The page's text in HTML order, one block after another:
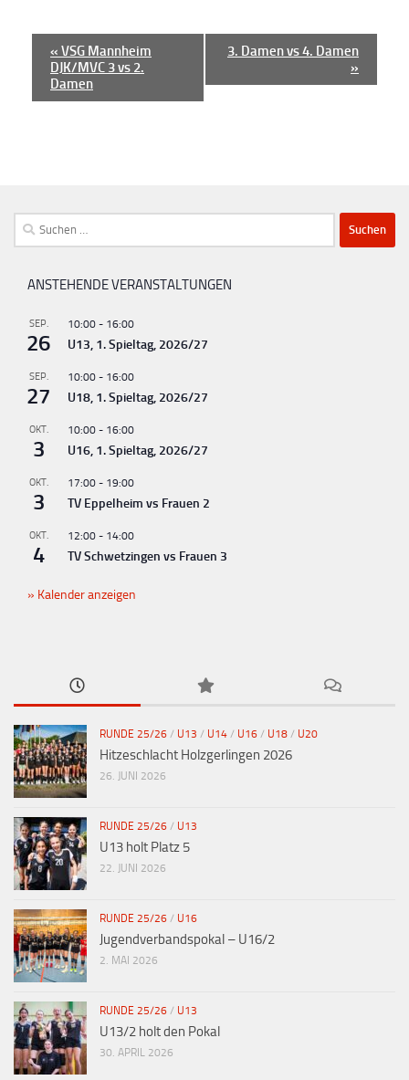
r
a
t
n
-
a
i
a
i
« VSG Mannheim
DJK/MVC 3 vs 2.
Damen
3. Damen vs 4. Damen
»
Suchen
nach:
ANSTEHENDE VERANSTALTUNGEN
SEP.
26
10:00 - 16:00
U13, 1. Spieltag, 2026/27
SEP.
27
10:00 - 16:00
U18, 1. Spieltag, 2026/27
OKT.
3
10:00 - 16:00
U16, 1. Spieltag, 2026/27
OKT.
3
17:00 - 19:00
TV Eppelheim vs Frauen 2
OKT.
4
12:00 - 14:00
TV Schwetzingen vs Frauen 3
Kalender anzeigen
RUNDE 25/26 / U13 / U14 / U16 / U18 / U20
Hitzeschlacht Holzgerlingen 2026
26. JUNI 2026
RUNDE 25/26 / U13
U13 holt Platz 5
22. JUNI 2026
RUNDE 25/26 / U16
Jugendverbandspokal – U16/2
2. MAI 2026
RUNDE 25/26 / U13
U13/2 holt den Pokal
30. APRIL 2026